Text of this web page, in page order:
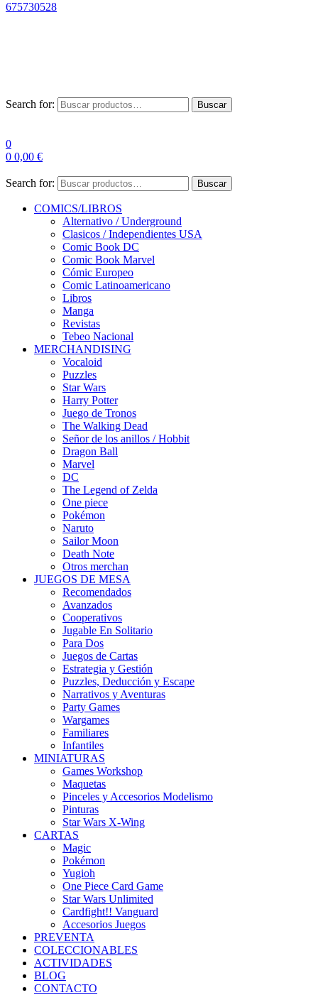
675730528
Search for: Buscar
0
0 0,00 €
Search for: Buscar
COMICS/LIBROS
Alternativo / Underground
Clasicos / Independientes USA
Comic Book DC
Comic Book Marvel
Cómic Europeo
Comic Latinoamericano
Libros
Manga
Revistas
Tebeo Nacional
MERCHANDISING
Vocaloid
Puzzles
Star Wars
Harry Potter
Juego de Tronos
The Walking Dead
Señor de los anillos / Hobbit
Dragon Ball
Marvel
DC
The Legend of Zelda
One piece
Pokémon
Naruto
Sailor Moon
Death Note
Otros merchan
JUEGOS DE MESA
Recomendados
Avanzados
Cooperativos
Jugable En Solitario
Para Dos
Juegos de Cartas
Estrategia y Gestión
Puzzles, Deducción y Escape
Narrativos y Aventuras
Party Games
Wargames
Familiares
Infantiles
MINIATURAS
Games Workshop
Maquetas
Pinceles y Accesorios Modelismo
Pinturas
Star Wars X-Wing
CARTAS
Magic
Pokémon
Yugioh
One Piece Card Game
Star Wars Unlimited
Cardfight!! Vanguard
Accesorios Juegos
PREVENTA
COLECCIONABLES
ACTIVIDADES
BLOG
CONTACTO